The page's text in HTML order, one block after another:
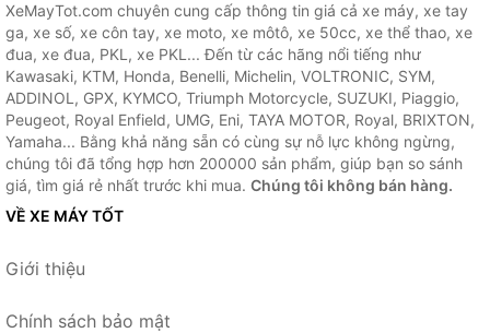
XeMayTot.com chuyên cung cấp thông tin giá cả xe máy, xe tay
ga, xe số, xe côn tay, xe moto, xe môtô, xe 50cc, xe thể thao, xe
đua, xe đua, PKL, xe PKL... Đến từ các hãng nổi tiếng như
Kawasaki, KTM, Honda, Benelli, Michelin, VOLTRONIC, SYM,
ADDINOL, GPX, KYMCO, Triumph Motorcycle, SUZUKI, Piaggio,
Peugeot, Royal Enfield, UMG, Eni, TAYA MOTOR, Royal, BRIXTON,
Yamaha... Bằng khả năng sẵn có cùng sự nỗ lực không ngừng,
chúng tôi đã tổng hợp hơn 200000 sản phẩm, giúp bạn so sánh
giá, tìm giá rẻ nhất trước khi mua. Chúng tôi không bán hàng.
VỀ XE MÁY TỐT
Giới thiệu
Chính sách bảo mật